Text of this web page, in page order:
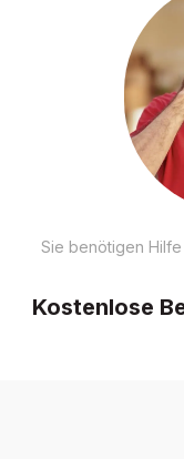
Sie benötigen
Kostenlose